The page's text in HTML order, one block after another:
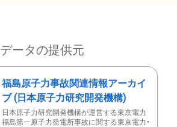
データの提供元
福島原子力事故関連情報アーカイ
ブ (日本原子力研究開発機構)
日本原子力研究開発機構が運営する東京電力
福島第一原子力発電所事故に関する東京電力・